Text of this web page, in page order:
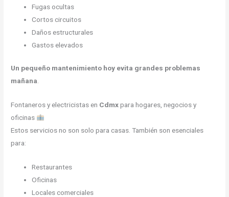
Fugas ocultas
Cortos circuitos
Daños estructurales
Gastos elevados
Un pequeño mantenimiento hoy evita grandes problemas
mañana
Fontaneros y electricistas en Cdmxpara hogares, negocios y
oficinas
Estos servicios no son solo para casas. También son esenciales
para:
Restaurantes
Oficinas
Locales comerciales